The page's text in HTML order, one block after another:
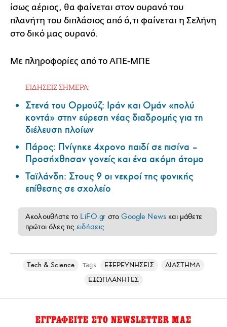
ίσως αέριος, θα φαίνεται στον ουρανό του
πλανήτη του διπλάσιος από ό,τι φαίνεται η Σελήνη
στο δικό μας ουρανό.
Με πληροφορίες από το ΑΠΕ-ΜΠΕ
ΕΙΔΗΣΕΙΣ ΣΗΜΕΡΑ:
Στενά του Ορμούζ: Ιράν και Ομάν «πολύ
κοντά» στην εύρεση νέας διαδρομής για τη
διέλευση πλοίων
Πάρος: Πνίγηκε 4χρονο παιδί σε πισίνα –
Προσήχθησαν γονείς και ένα ακόμη άτομο
Ταϊλάνδη: Στους 9 οι νεκροί της φονικής
επίθεσης σε σχολείο
Ακολουθήστε το LiFO.gr στοGoogle News και μάθετε
πρώτοι όλες τις ειδήσεις
Τech & Science Tags ΕΞΕΡΕΥΝΗΣΕΙΣ
ΔΙΑΣΤΗΜΑ
ΕΞΩΠΛΑΝΗΤΕΣ
ΕΓΓΡΑΦΕΙΤΕ ΣΤΟ NEWSLETTER ΜΑΣ